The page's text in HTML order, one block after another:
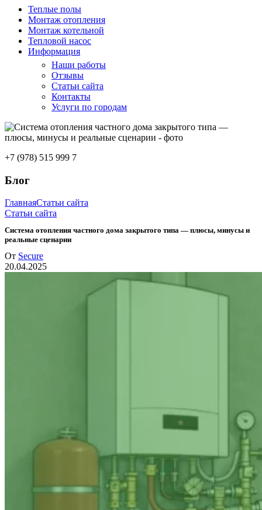
Теплые полы
Монтаж отопления
Монтаж котельной
Тепловой насос
Информация
Наши работы
Отзывы
Статьи сайта
Контакты
Услуги по городам
+7 (978) 515 999 7
Блог
ГлавнаяСтатьи сайта
Статьи сайта
Система отопления частного дома закрытого типа — плюсы, минусы и
реальные сценарии
От Secure
20.04.2025